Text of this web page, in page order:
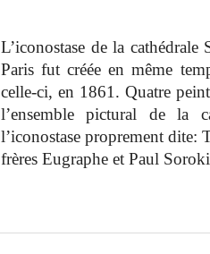
L’iconostase de la
Paris fut créée en même
celle-ci, en 1861. Quatre
l’ensemble pictural de la
l’iconostase proprement dite:
frères Eugraphe et Paul